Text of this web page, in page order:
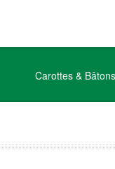
Carottes & Bâtons